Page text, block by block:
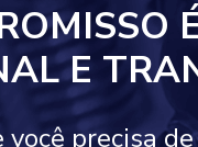
E
você precisa